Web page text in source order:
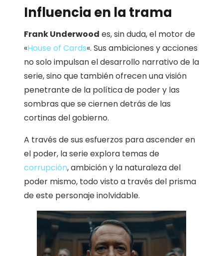
Influencia en la trama
Frank Underwood es, sin duda, el motor de
«House of Cards«. Sus ambiciones y acciones
no solo impulsan el desarrollo narrativo de la
serie, sino que también ofrecen una visión
penetrante de la política de poder y las
sombras que se ciernen detrás de las
cortinas del gobierno.
A través de sus esfuerzos para ascender en
el poder, la serie explora temas de
corrupción, ambición y la naturaleza del
poder mismo, todo visto a través del prisma
de este personaje inolvidable.